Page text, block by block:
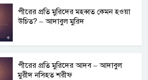
পীরের প্রতি মুরিদের মহব্বত কেমন হওয়া
উচিত? – আদাবুল মুরিদ
পীরের প্রতি মুরিদের আদব – আদাবুল
মুরীদ নসিহত শরীফ